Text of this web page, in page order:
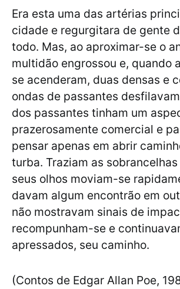
Era esta uma das artérias
cidade e regurgitara de gente
todo. Mas, ao aproximar-se o
multidão engrossou e, quando
se acenderam, duas densas e
ondas de passantes
dos passantes tinham um
prazerosamente comercial e
pensar apenas em abrir
turba. Traziam as
seus olhos moviam-se
davam algum encontrão em
não mostravam sinais de
recompunham-se e
apressados, seu caminho.
(Contos de Edgar Allan Poe,